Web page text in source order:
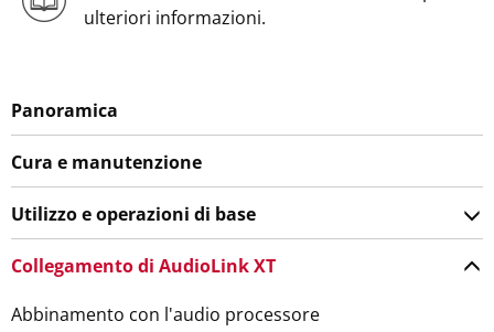
ulteriori informazioni.
Panoramica
Cura e manutenzione
Utilizzo e operazioni di base
Collegamento di AudioLink XT
Abbinamento con l'audio processore